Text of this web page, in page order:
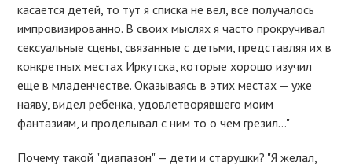
касается детей, то тут я списка не вел, все получалось
импровизированно. В своих мыслях я часто прокручивал
сексуальные сцены, связанные с детьми, представляя их в
конкретных местах Иркутска, которые хорошо изучил
еще в младенчестве. Оказываясь в этих местах — уже
наяву, видел ребенка, удовлетворявшего моим
фантазиям, и проделывал с ним то о чем грезил…"
Почему такой "диапазон" — дети и старушки? "Я желал,